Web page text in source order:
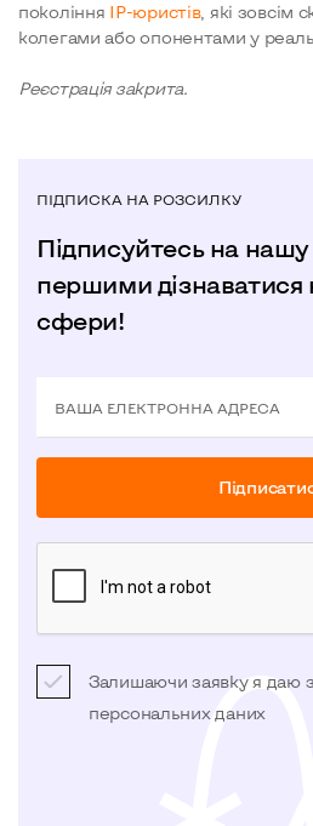
покоління IP-юристів, які зовсім
колегами або опонентами у
​Реєстрація закрита.
ПІДПИСКА НА РОЗСИЛКУ
Підписуйтесь на
першими дізнаватися
сфери!
ВАША ЕЛЕКТРОННА АДРЕСА
Залишаючи заявку я даю
персональних даних